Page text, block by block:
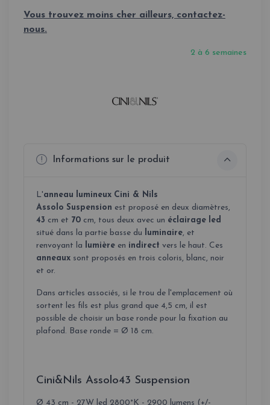
Vous trouvez moins cher ailleurs, contactez-
nous.
2 à 6 semaines
Informations sur le produit
L'anneau lumineux Cini & Nils
Assolo Suspension est proposé en deux diamètres,
43 cm et 70 cm, tous deux avec un éclairage led
situé dans la partie basse du
luminaire, et
renvoyant la
lumière en indirect vers le haut. Ces
anneaux sont proposés en trois coloris, blanc, noir
et or.
Dans articles associés, si le trou de l'emplacement où
sortent les fils est plus grand que 4,5 cm, il est
possible de choisir un base ronde pour la fixation au
plafond. Base ronde = Ø 18 cm.
Cini&Nils Assolo43 Suspension
Ø 43 cm - 27W led 2800°K - 2900 lumens (+/-